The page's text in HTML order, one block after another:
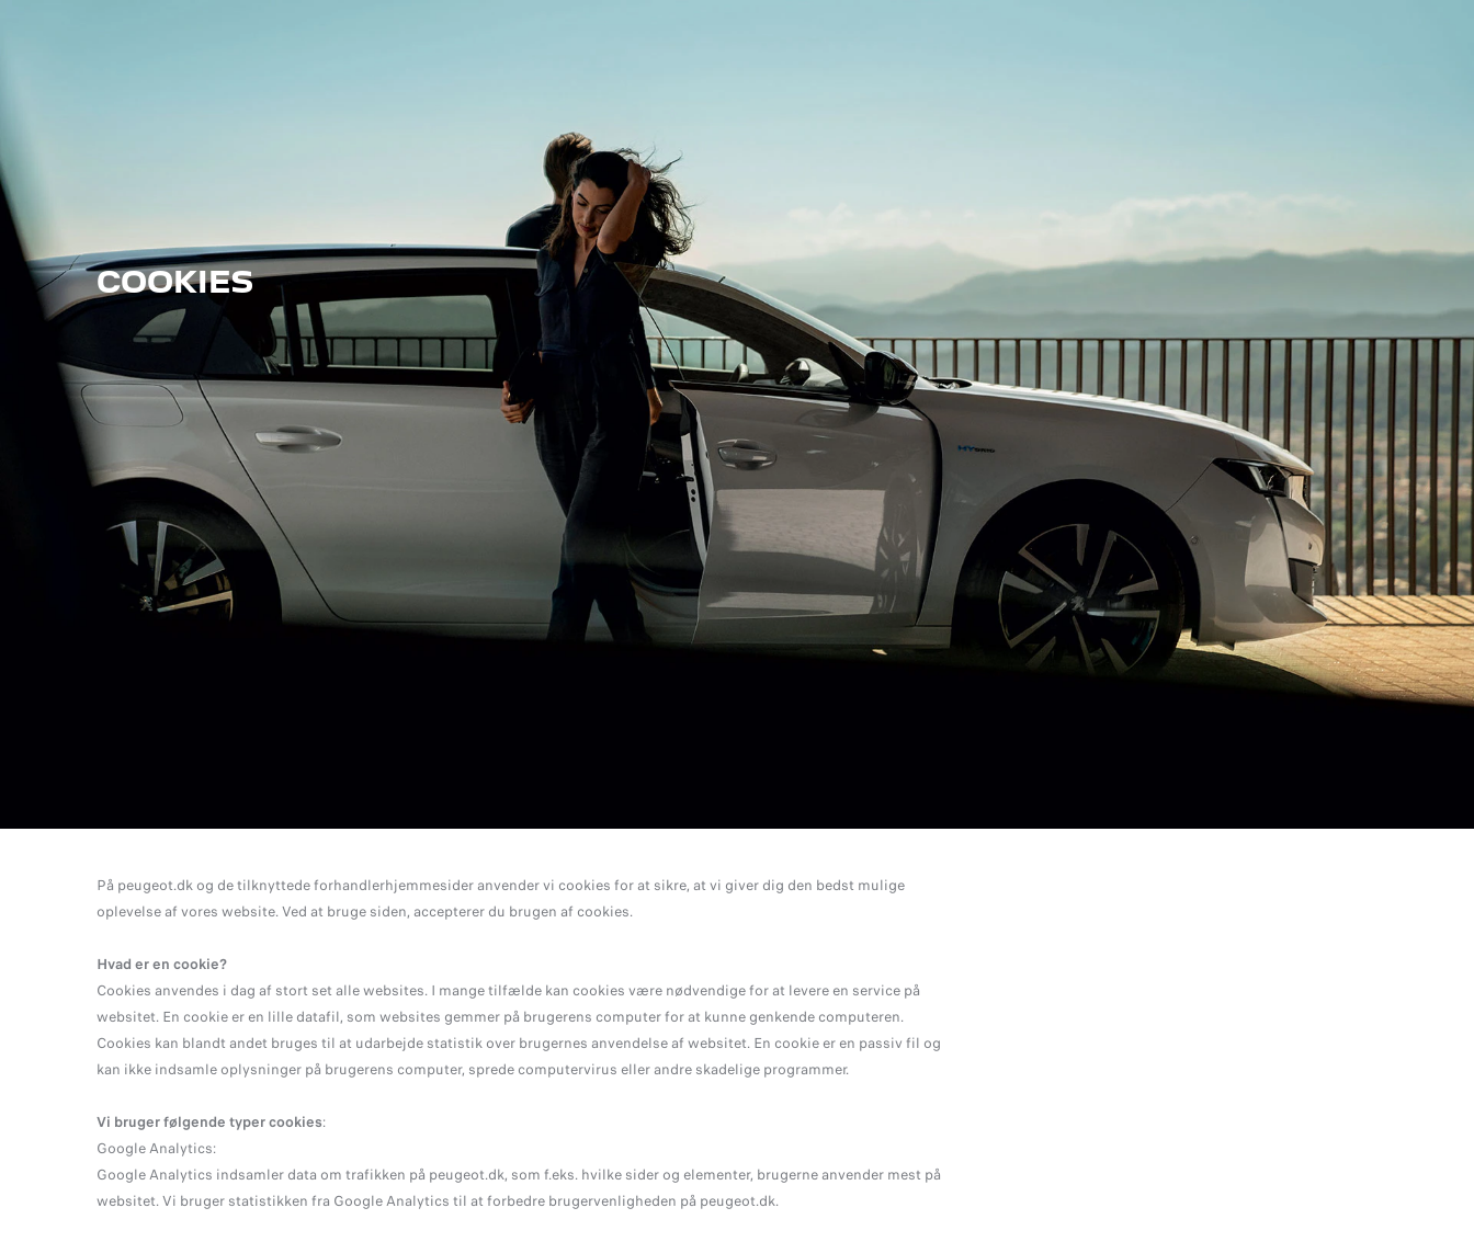
COOKIES
På peugeot.dk og de tilknyttede forhandlerhjemmesider anvender vi cookies for at sikre, at vi giver dig den bedst mulige
oplevelse af vores website. Ved at bruge siden, accepterer du brugen af cookies.
Hvad er en cookie?
Cookies anvendes i dag af stort set alle websites. I mange tilfælde kan cookies være nødvendige for at levere en service på
websitet. En cookie er en lille datafil, som websites gemmer på brugerens computer for at kunne genkende computeren.
Cookies kan blandt andet bruges til at udarbejde statistik over brugernes anvendelse af websitet. En cookie er en passiv fil og
kan ikke indsamle oplysninger på brugerens computer, sprede computervirus eller andre skadelige programmer.
Vi bruger følgende typer cookies:
Google Analytics:
Google Analytics indsamler data om trafikken på peugeot.dk, som f.eks. hvilke sider og elementer, brugerne anvender mest på
websitet. Vi bruger statistikken fra Google Analytics til at forbedre brugervenligheden på peugeot.dk.